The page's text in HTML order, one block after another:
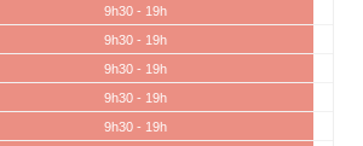
9h30 - 19h
9h30 - 19h
9h30 - 19h
9h30 - 19h
9h30 - 19h